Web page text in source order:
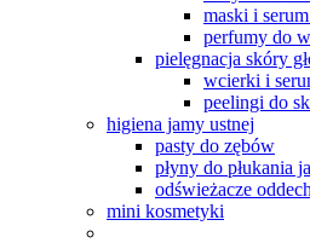
maski i
perfumy do
pielęgnacja skóry
wcierki i
peelingi do
higiena jamy ustnej
pasty do zębów
płyny do płukania
odświeżacze
mini kosmetyki